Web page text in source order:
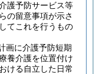
護予防サービス等
の留意事項が示さ
てこれを行うもの
画に介護予防短期
養介護を位置付け
ける自立した日常